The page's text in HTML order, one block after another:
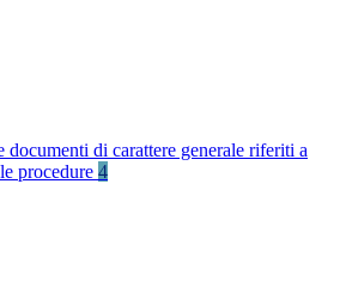
documenti di carattere generale riferiti a
procedure 4